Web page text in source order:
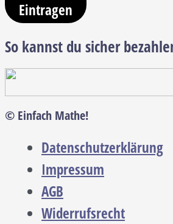
Eintragen
So kannst du sicher
© Einfach Mathe!
Datenschutzerklärung
Impressum
AGB
Widerrufsrecht